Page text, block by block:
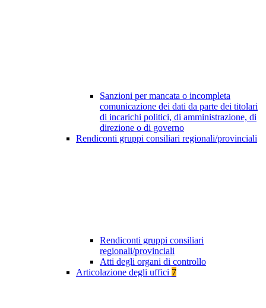
Sanzioni per mancata o incompleta
comunicazione dei dati da parte dei titolari
di incarichi politici, di amministrazione, di
direzione o di governo
Rendiconti gruppi consiliari regionali/provinciali
Rendiconti gruppi consiliari
regionali/provinciali
Atti degli organi di controllo
Articolazione degli uffici 7